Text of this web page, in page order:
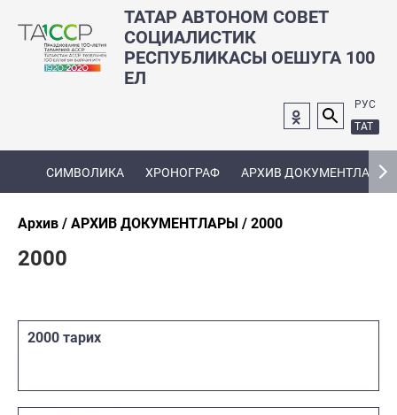
ТАТАР АВТОНОМ СОВЕТ
СОЦИАЛИСТИК
РЕСПУБЛИКАСЫ ОЕШУГА 100
ЕЛ
РУС
ТАТ
СИМВОЛИКА ХРОНОГРАФ АРХИВ ДОКУМЕНТЛАРЫ
Архив АРХИВ ДОКУМЕНТЛАРЫ 2000
2000
2000 тарих